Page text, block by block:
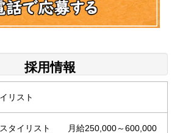
採用情報
リスト
スタイリスト 月給250,000～600,000